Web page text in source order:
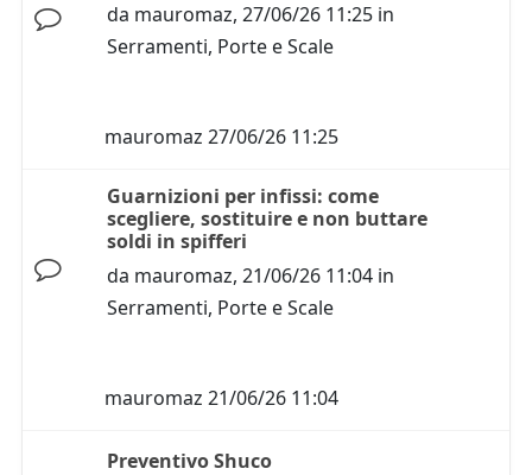
da mauromaz, 27/06/26 11:25 in
Serramenti, Porte e Scale
mauromaz 27/06/26 11:25
Guarnizioni per infissi: come
scegliere, sostituire e non buttare
soldi in spifferi
da mauromaz, 21/06/26 11:04 in
Serramenti, Porte e Scale
mauromaz 21/06/26 11:04
Preventivo Shuco